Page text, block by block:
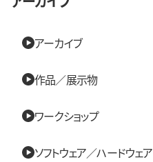
アーカイブ
作品／展示物
ワークショップ
ソフトウェア／ハードウェア